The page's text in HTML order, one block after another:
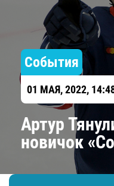
События
01 МАЯ, 2022,
Артур
новичок